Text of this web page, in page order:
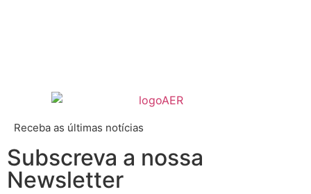
Receba as últimas notícias
Subscreva a nossa
Newsletter